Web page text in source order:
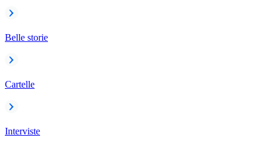
Belle storie
Cartelle
Interviste